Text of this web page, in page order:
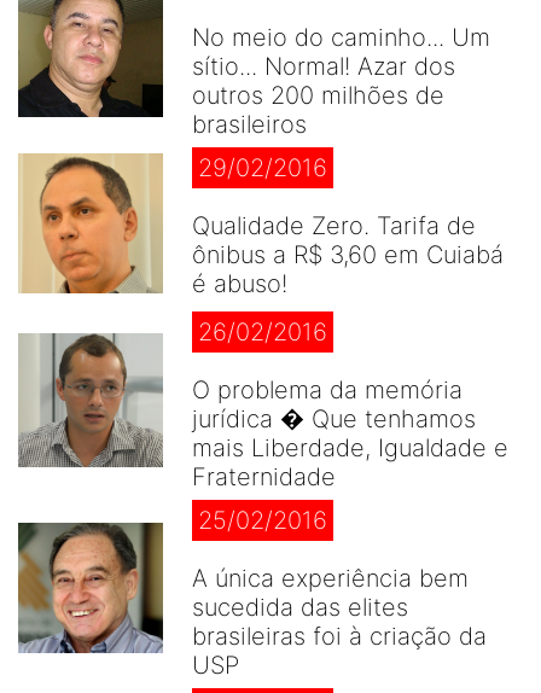
No meio do caminho... Um
sítio... Normal! Azar dos
outros 200 milhões de
brasileiros
29/02/2016
Qualidade Zero. Tarifa de
ônibus a R$ 3,60 em Cuiabá
é abuso!
26/02/2016
O problema da memória
jurídica � Que tenhamos
mais Liberdade, Igualdade e
Fraternidade
25/02/2016
A única experiência bem
sucedida das elites
brasileiras foi à criação da
USP